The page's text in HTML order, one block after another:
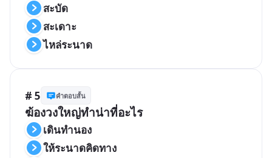
สะบัด
สะเดาะ
ไหล่ระนาด
# 5 คำตอบสั้น
ฆ้องวงใหญ่ทำน่าที่อะไร
เดินทำนอง
ให้ระนาดคิดทาง